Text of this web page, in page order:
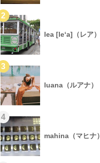
2
lea [le‘a]（レア）
3
luana（ルアナ）
4
mahina（マヒナ）